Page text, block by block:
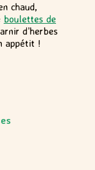
chaud,
boulettes de
d’herbes
appétit !